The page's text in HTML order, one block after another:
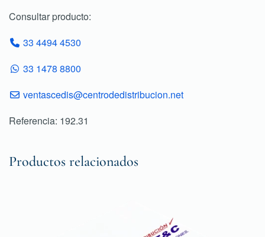
Consultar producto:
33 4494 4530
33 1478 8800
ventascedis@centrodedistribucion.net
Referencia: 192.31
Productos relacionados